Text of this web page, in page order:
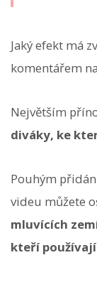
Jaký efekt má
komentářem
Největším
diváky, ke
Pouhým
videu můžete
mluvících
kteří